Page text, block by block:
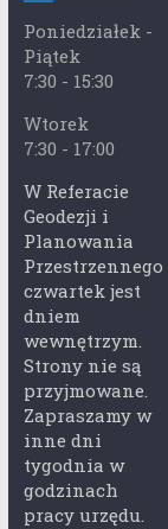
Poniedziałek -
Piątek
7:30 - 15:30
Wtorek
7:30 - 17:00
W Referacie
Geodezji i
Planowania
Przestrzennego
czwartek jest
dniem
wewnętrzym.
Strony nie są
przyjmowane.
Zapraszamy w
inne dni
tygodnia w
godzinach
pracy urzędu.